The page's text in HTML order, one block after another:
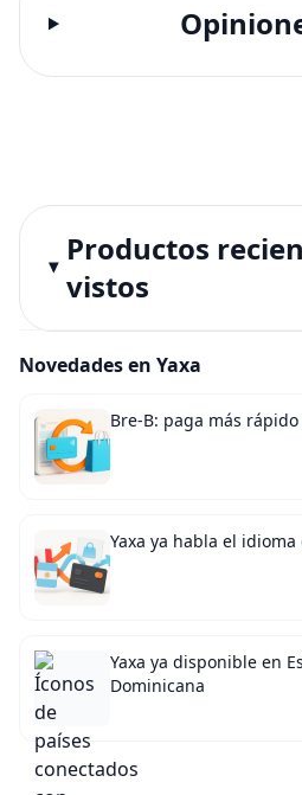
Productos
vistos
Novedades en Yaxa
Bre-B: paga más
Yaxa ya habla el
Yaxa ya disponible en
Dominicana